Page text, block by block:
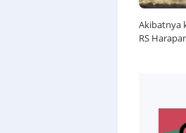
Akibatnya
RS